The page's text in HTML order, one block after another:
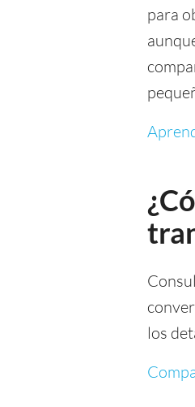
para
los